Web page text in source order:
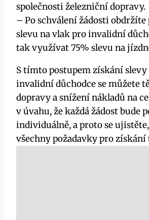
společnosti železniční dopravy.
– Po schválení žádosti
slevu na vlak pro invalidní
tak využívat 75% slevu na
S tímto postupem získání
invalidní důchodce se můžete
dopravy a snížení nákladů na
v úvahu, že každá žádost bude
individuálně, a proto se
všechny požadavky pro získání